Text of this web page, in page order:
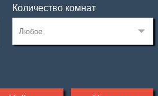
Количество комнат